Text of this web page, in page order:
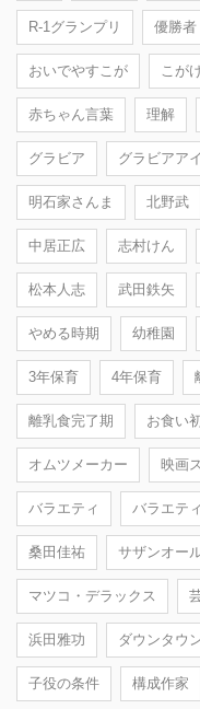
R-1グランプリ 優勝者
おいでやすこが こが
赤ちゃん言葉 理解
グラビア グラビアア
明石家さんま 北野武
中居正広 志村けん
松本人志 武田鉄矢
やめる時期 幼稚園
3年保育 4年保育
離乳食完了期 お食い
オムツメーカー 映画
バラエティ バラエテ
桑田佳祐 サザンオー
マツコ・デラックス
浜田雅功 ダウンタウ
子役の条件 構成作家